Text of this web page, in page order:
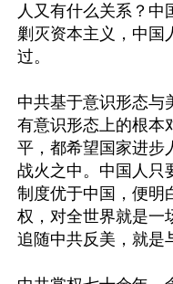
人又有什么关系？中
剿灭资本主义，中国
过。
中共基于意识形态与
有意识形态上的根本
平，都希望国家进步
战火之中。中国人只
制度优于中国，便明
权，对全世界就是一
追随中共反美，就是